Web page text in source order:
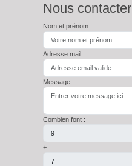
Nous contacter
Nom et prénom
Adresse mail
Message
Combien font :
+